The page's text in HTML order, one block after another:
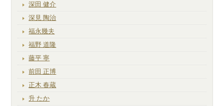
深田 健介
深見 陶治
福永幾夫
福野 道隆
藤平 寧
前田 正博
正木 春蔵
升 たか